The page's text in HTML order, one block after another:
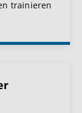
trainieren